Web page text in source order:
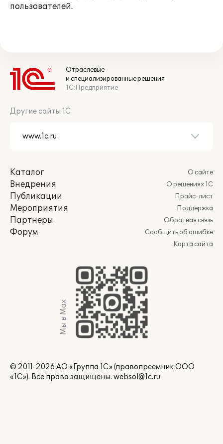
пользователей.
Отраслевые
и специализированные решения
1С:Предприятие
Другие сайты 1С
Каталог
Внедрения
Публикации
Мероприятия
Партнеры
Форум
О сайте
О решениях 1С
Прайс-лист
Поддержка
Обратная связь
Сообщить об ошибке
Карта сайта
Мы в Max
© 2011-2026 АО «Группа 1С» (правопреемник ООО
«1С»). Все права защищены. websol@1c.ru